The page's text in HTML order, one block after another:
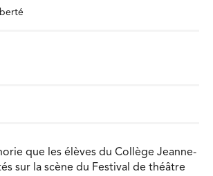
que les élèves du Collège Jeanne-
sur la scène du Festival de théâtre